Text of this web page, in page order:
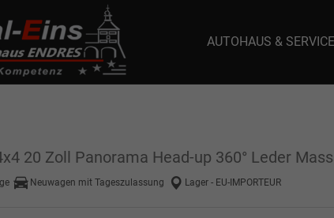
or value: selector1-aee-
AUTOHAUS & SERVICE
20 Zoll Panorama Head-up 360° Leder
Neuwagen mit Tageszulassung Lager - EU-IMPORTEUR